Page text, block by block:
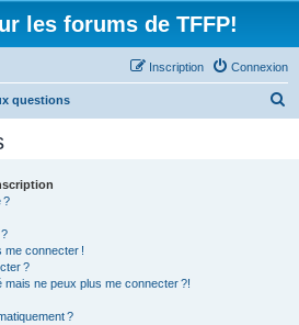
les forums de TFFP!
Connexion
Inscription
questions
?
me connecter !
?
mais ne peux plus me connecter ?!
?